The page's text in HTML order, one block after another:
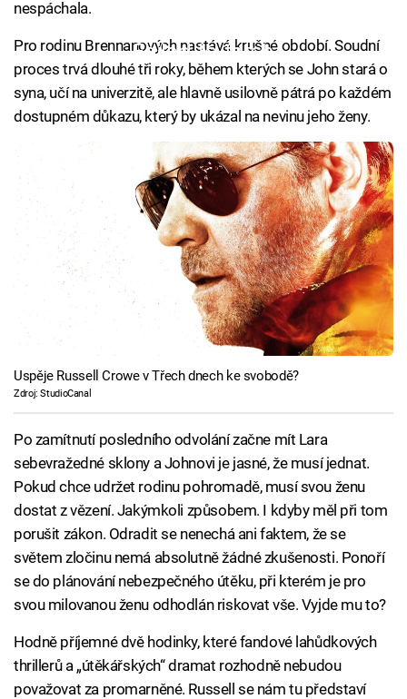
nespáchala.
Failed to fetch
Pro rodinu Brennanových nastává krušné období. Soudní
proces trvá dlouhé tři roky, během kterých se John stará o
syna, učí na univerzitě, ale hlavně usilovně pátrá po každém
dostupném důkazu, který by ukázal na nevinu jeho ženy.
Uspěje Russell Crowe v Třech dnech ke svobodě?
Zdroj: StudioCanal
Po zamítnutí posledního odvolání začne mít Lara
sebevražedné sklony a Johnovi je jasné, že musí jednat.
Pokud chce udržet rodinu pohromadě, musí svou ženu
dostat z vězení. Jakýmkoli způsobem. I kdyby měl při tom
porušit zákon. Odradit se nenechá ani faktem, že se
světem zločinu nemá absolutně žádné zkušenosti. Ponoří
se do plánování nebezpečného útěku, při kterém je pro
svou milovanou ženu odhodlán riskovat vše. Vyjde mu to?
Hodně příjemné dvě hodinky, které fandové lahůdkových
thrillerů a „útěkářských“ dramat rozhodně nebudou
považovat za promarněné. Russell se nám tu představí